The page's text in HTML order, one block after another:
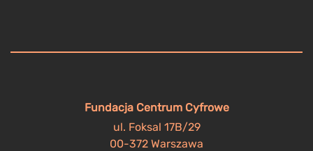
Fundacja Centrum Cyfrowe
ul. Foksal 17B/29
00-372 Warszawa